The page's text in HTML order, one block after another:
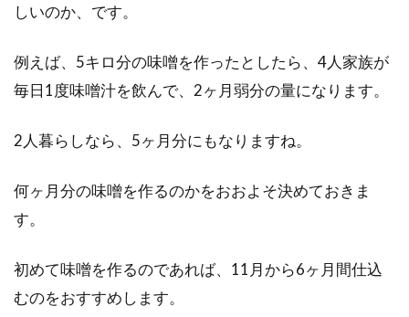
醤油のパッケージが新しくなって変
ほどの小型のものや、密封容器、一滴ずつ注ぐ
介！玄米が病気から救った？
しいのか、です。
例えば、5キロ分の味噌を作ったとしたら、4人家族が
毎日1度味噌汁を飲んで、2ヶ月弱分の量になります。
2人暮らしなら、5ヶ月分にもなりますね。
何ヶ月分の味噌を作るのかをおおよそ決めておきま
す。
初めて味噌を作るのであれば、11月から6ヶ月間仕込
むのをおすすめします。